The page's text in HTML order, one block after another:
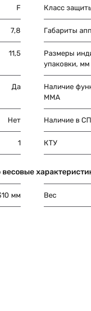
F Класс
7,8 Габариты
11,5
Размеры
упаковки, мм
Да
Наличие
ММА
Нет Наличие в
1 КТУ
мм Вес